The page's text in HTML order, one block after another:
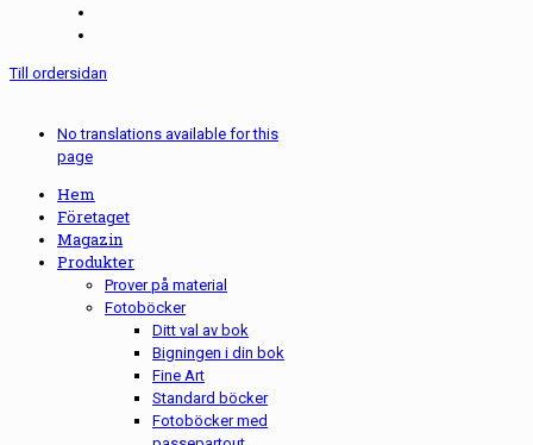
Till ordersidan
No translations available for this
page
Hem
Företaget
Magazin
Produkter
Prover på material
Fotoböcker
Ditt val av bok
Bigningen i din bok
Fine Art
Standard böcker
Fotoböcker med